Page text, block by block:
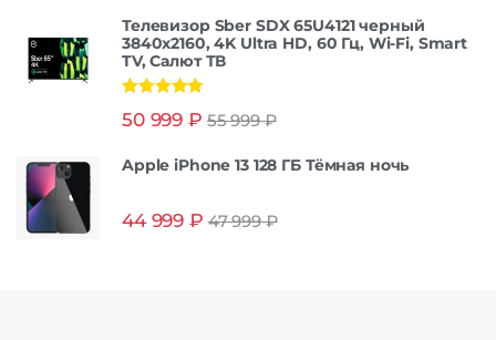
Телевизор Sber SDX 65U4121 черный
3840x2160, 4K Ultra HD, 60 Гц, Wi-Fi, Smart
TV, Салют ТВ
из 5
50 999 ₽ 55 999₽
Apple iPhone 13 128 ГБ Тёмная ночь
44 999 ₽ 47 999₽